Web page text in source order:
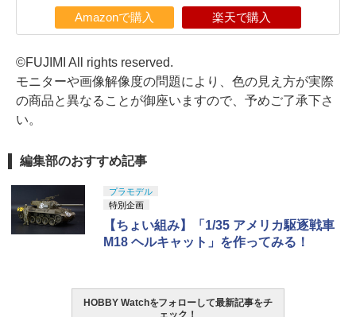
Amazonで購入 楽天で購入
©FUJIMI All rights reserved.
モニターや画像解像度の問題により、色の見え方が実際
の商品と異なることが御座いますので、予めご了承下さ
い。
編集部のおすすめ記事
プラモデル
特別企画
【ちょい組み】「1/35 アメリカ駆逐戦車
M18 ヘルキャット」を作ってみる！
HOBBY Watchをフォローして最新記事をチ
ェック！